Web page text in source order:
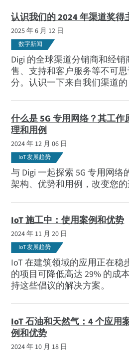
认识我们的 2024 年渠道奖得
2025 年 6 月 12 日
数字新闻
Digi 的全球渠道分销商和经
售、支持和客户服务等不可
分。认识一下来自我们渠道的
什么是 5G 专用网络？其工作
理和用例
2024 年 12 月 06 日
IoT 发展趋势
与 Digi 一起探索 5G 专用网络
架构、优势和用例，改变您的
IoT 施工中：使用案例和优势
2024 年 11 月 20 日
IoT 发展趋势
IoT 在建筑领域的应用正在稳
的项目可降低高达 29% 的成
持这些倡议的解决方案。
IoT 石油和天然气：4 个应用
例和优势
2024 年 10 月 18 日